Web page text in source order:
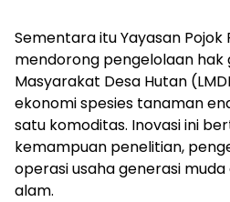
Sementara itu Yayasan
mendorong pengelolaan hak
Masyarakat Desa Hutan
ekonomi spesies tanaman
satu komoditas. Inovasi ini
kemampuan penelitian,
operasi usaha generasi
alam.